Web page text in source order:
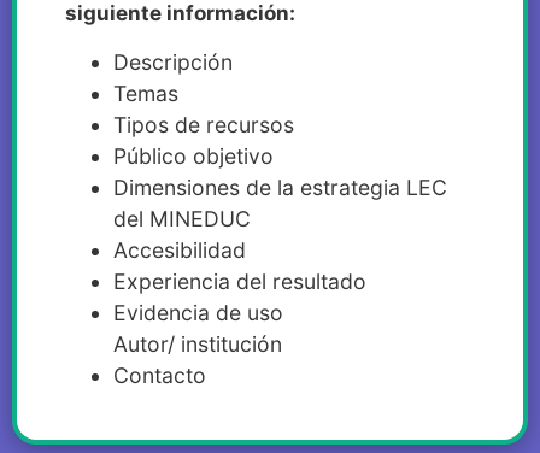
siguiente información:
Descripción
Temas
Tipos de recursos
Público objetivo
Dimensiones de la estrategia LEC
del MINEDUC
Accesibilidad
Experiencia del resultado
Evidencia de uso
Autor/ institución
Contacto